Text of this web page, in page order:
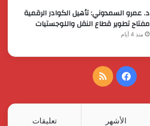
د. عمرو السمدوني: تأهيل الكوادر الرقمية
مفتاح تطوير قطاع النقل واللوجستيات
منذ 4 أيام
فيسبوكملخص
الأشهر تعليقات